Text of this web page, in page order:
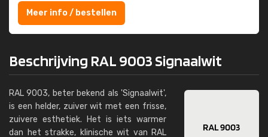
Meer info / bestellen
Beschrijving RAL 9003 Signaalwit
RAL 9003, beter bekend als 'Signaalwit',
is een helder, zuiver wit met een frisse,
zuivere esthetiek. Het is iets warmer
dan het strakke, klinische wit van RAL